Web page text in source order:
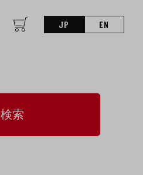
JP EN
検索